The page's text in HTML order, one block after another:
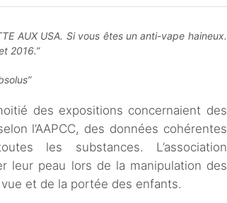
AUX USA. Si vous êtes un anti-vape haineux.
2016.”
des expositions concernaient des
l’AAPCC, des données cohérentes
les substances. L’association
leur peau lors de la manipulation des
et de la portée des enfants.